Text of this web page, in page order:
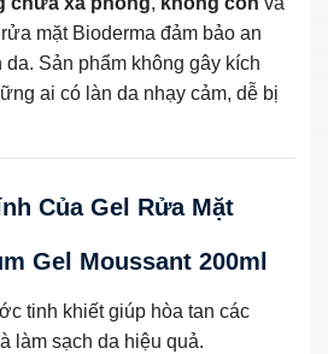
mặt Bioderma đảm bảo an
Sản phẩm không gây kích
ai có làn da nhạy cảm, dễ bị
Của Gel Rửa Mặt
Gel Moussant 200ml
tinh khiết giúp hòa tan các
làm sạch da hiệu quả.